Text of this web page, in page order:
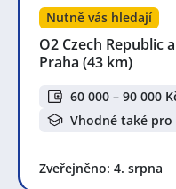
Nutně vás hledají
O2 Czech Republic
Praha (43 km)
60 000 – 90 000
Vhodné také
Zveřejněno: 4. srpna